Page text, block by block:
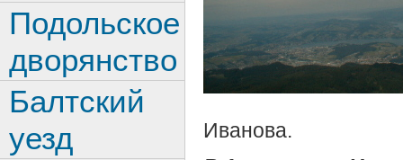
Иванова.
Подольское
дворянство
Балтский
уезд